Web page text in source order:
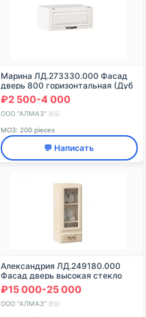
Марина ЛД.273330.000 Фасад
дверь 800 горизонтальная (Дуб
фактурный белый )
₽2 500-4 000
ООО "АЛМАЗ" 🇷🇺
МОЗ: 200 pieces
💬 Написать
Александрия ЛД.249180.000
Фасад дверь высокая стекло
400 (Кожа Ленто)
₽15 000-25 000
ООО "АЛМАЗ" 🇷🇺